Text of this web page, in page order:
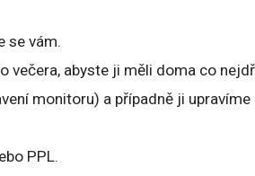
se vám.
večera, abyste ji měli doma co
monitoru) a případně ji upravíme
PPL.